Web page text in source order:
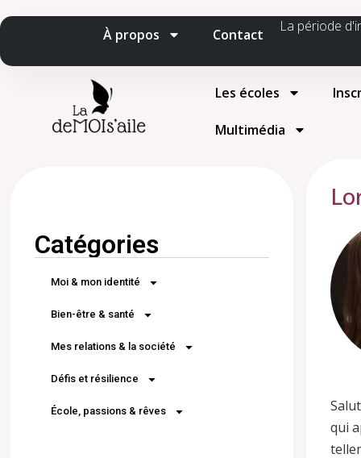
À propos Contact La période
Les écoles
Multimédia
Catégories
Moi & mon identité
Bien-être & santé
Mes relations & la société
Défis et résilience
École, passions & rêves
qui